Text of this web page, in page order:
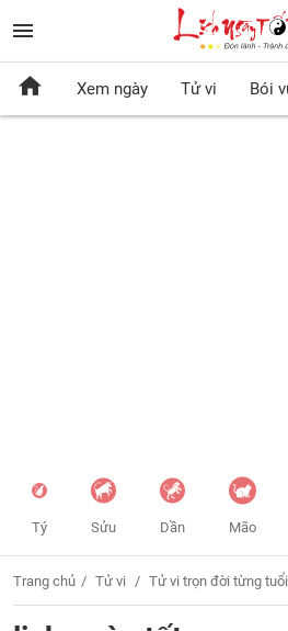
Xem ngày Tử vi Bói
Tý Sửu Dần Mão
Trang chủ Tử vi Tử vi trọn đời từng